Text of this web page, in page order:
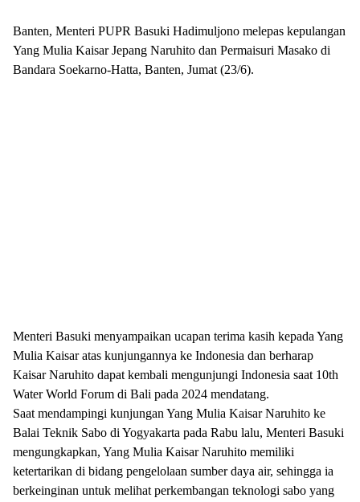
Banten, Menteri PUPR Basuki Hadimuljono melepas kepulangan
Yang Mulia Kaisar Jepang Naruhito dan Permaisuri Masako di
Bandara Soekarno-Hatta, Banten, Jumat (23/6).
Menteri Basuki menyampaikan ucapan terima kasih kepada Yang
Mulia Kaisar atas kunjungannya ke Indonesia dan berharap
Kaisar Naruhito dapat kembali mengunjungi Indonesia saat 10th
Water World Forum di Bali pada 2024 mendatang.
Saat mendampingi kunjungan Yang Mulia Kaisar Naruhito ke
Balai Teknik Sabo di Yogyakarta pada Rabu lalu, Menteri Basuki
mengungkapkan, Yang Mulia Kaisar Naruhito memiliki
ketertarikan di bidang pengelolaan sumber daya air, sehingga ia
berkeinginan untuk melihat perkembangan teknologi sabo yang